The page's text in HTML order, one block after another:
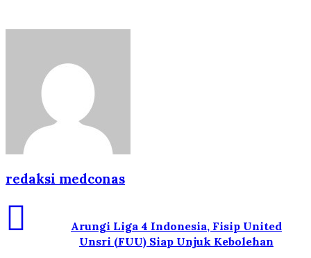
redaksi medconas
Arungi Liga 4 Indonesia, Fisip United
Unsri (FUU) Siap Unjuk Kebolehan